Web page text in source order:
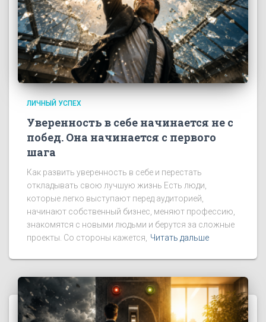
ЛИЧНЫЙ УСПЕХ
Уверенность в себе начинается не с
побед. Она начинается с первого
шага
Как развить уверенность в себе и перестать
откладывать свою лучшую жизнь Есть люди,
которые легко выступают перед аудиторией,
начинают собственный бизнес, меняют профессию,
знакомятся с новыми людьми и берутся за сложные
проекты. Со стороны кажется,
Читать дальше